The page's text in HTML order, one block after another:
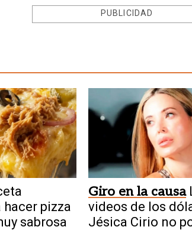
PUBLICIDAD
pizza
sabrosa
Giro en la causa
videos de los
Jésica Cirio no